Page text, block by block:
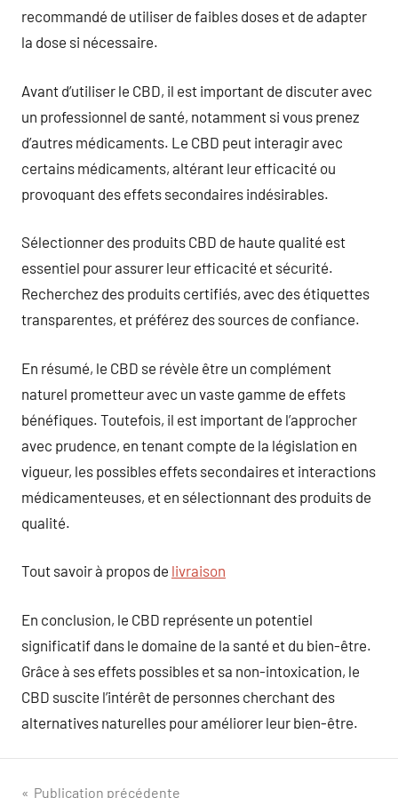
recommandé de utiliser de faibles doses et de adapter
la dose si nécessaire.
Avant d’utiliser le CBD, il est important de discuter avec
un professionnel de santé, notamment si vous prenez
d’autres médicaments. Le CBD peut interagir avec
certains médicaments, altérant leur efficacité ou
provoquant des effets secondaires indésirables.
Sélectionner des produits CBD de haute qualité est
essentiel pour assurer leur efficacité et sécurité.
Recherchez des produits certifiés, avec des étiquettes
transparentes, et préférez des sources de confiance.
En résumé, le CBD se révèle être un complément
naturel prometteur avec un vaste gamme de effets
bénéfiques. Toutefois, il est important de l’approcher
avec prudence, en tenant compte de la législation en
vigueur, les possibles effets secondaires et interactions
médicamenteuses, et en sélectionnant des produits de
qualité.
Tout savoir à propos de livraison
En conclusion, le CBD représente un potentiel
significatif dans le domaine de la santé et du bien-être.
Grâce à ses effets possibles et sa non-intoxication, le
CBD suscite l’intérêt de personnes cherchant des
alternatives naturelles pour améliorer leur bien-être.
Publication précédente